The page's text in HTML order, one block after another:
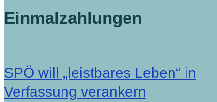
Einmalzahlungen
SPÖ will „leistbares Leben“ in
Verfassung verankern